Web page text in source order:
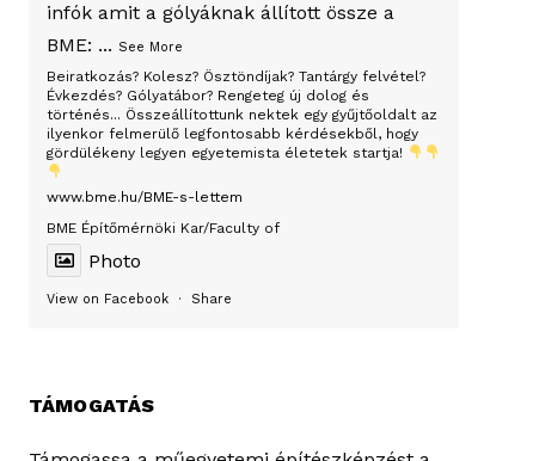
infók amit a gólyáknak állított össze a
BME:
Beiratkozás? Kolesz? Ösztöndíjak? Tantárgy felvétel?
Évkezdés? Gólyatábor? Rengeteg új dolog és
történés... Összeállítottunk nektek egy gyűjtőoldalt az
ilyenkor felmerülő legfontosabb kérdésekből, hogy
gördülékeny legyen egyetemista életetek startja!
www.bme.hu/BME-s-lettem
BME Építőmérnöki Kar/Faculty of
... See More
Photo
View on Facebook · Share
TÁMOGATÁS